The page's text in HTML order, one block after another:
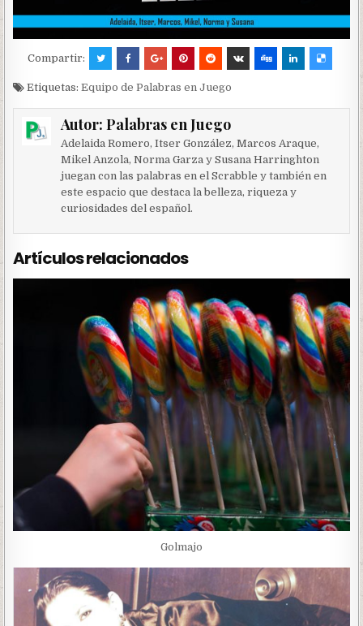
Compartir:
Etiquetas:Equipo de Palabras en Juego
Autor: Palabras en Juego
Adelaida Romero, Itser González, Marcos Araque,
Mikel Anzola, Norma Garza y Susana Harringhton
juegan con las palabras en el Scrabble y también en
este espacio que destaca la belleza, riqueza y
curiosidades del español.
Artículos relacionados
Golmajo